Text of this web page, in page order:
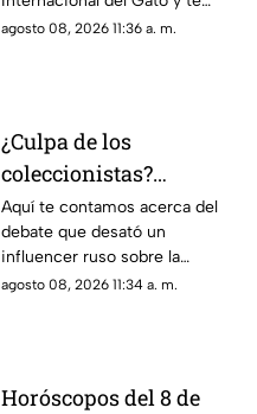
compartimos 5 ideas para
agosto 08, 2026 11:36 a. m.
¿Culpa de los
coleccionistas?
Influencer ruso desata
debate sobre la escasez
de los billetes de ajolote
en México
Aquí te contamos acerca del
debate que desató un
influencer ruso sobre la
escasez de los nuevos billetes
agosto 08, 2026 11:34 a. m.
Horóscopos del 8 de